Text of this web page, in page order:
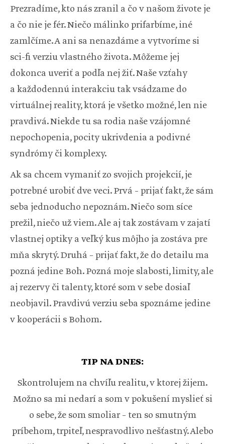
Prezradíme, kto nás zranil a čo v našom živote je
a čo nie je fér. Niečo málinko prifarbíme, iné
zamlčíme. A ani sa nenazdáme a vytvoríme si
sci-fi verziu vlastného života. Môžeme jej
dokonca uveriť a podľa nej žiť. Naše vzťahy
a každodennú interakciu tak vsádzame do
virtuálnej reality, ktorá je všetko možné, len nie
pravdivá. Niekde tu sa rodia naše vzájomné
nepochopenia, pocity ukrivdenia a podivné
syndrómy či komplexy.
Ak sa chcem vymaniť zo svojich projekcií, je
potrebné urobiť dve veci. Prvá – prijať fakt, že sám
seba jednoducho nepoznám. Niečo som síce
prežil, niečo už viem. Ale aj tak zostávam v zajatí
vlastnej optiky a veľký kus môjho ja zostáva pre
mňa skrytý. Druhá – prijať fakt, že do detailu ma
pozná jedine Boh. Pozná moje slabosti, limity, ale
aj rezervy či talenty, ktoré som v sebe dosiaľ
neobjavil. Pravdivú verziu seba spoznáme jedine
v kooperácii s Bohom.
TIP NA DNES:
Skontrolujem na chvíľu realitu, v ktorej žijem.
Možno sa mi nedarí a som v pokušení myslieť si
o sebe, že som smoliar – ten so smutným
príbehom, trpiteľ, nespravodlivo nešťastný. Alebo